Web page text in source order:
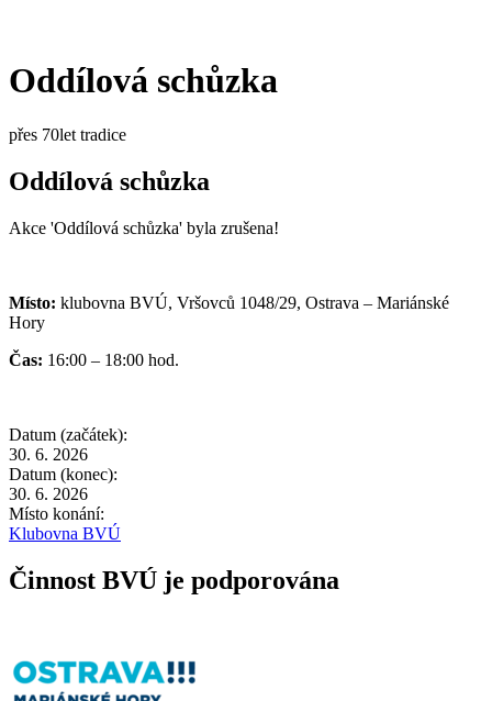
Oddílová schůzka
přes 70let tradice
Oddílová schůzka
Akce 'Oddílová schůzka' byla zrušena!
Místo: klubovna BVÚ, Vršovců 1048/29, Ostrava – Mariánské
Hory
Čas: 16:00 – 18:00 hod.
Datum (začátek):
30. 6. 2026
Datum (konec):
30. 6. 2026
Místo konání:
Klubovna BVÚ
Činnost BVÚ je podporována